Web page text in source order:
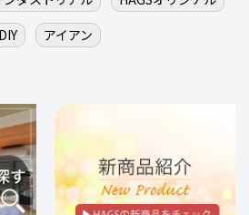
DIY
アイアン